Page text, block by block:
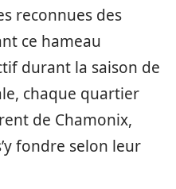
reconnues des
ce hameau
durant la saison de
chaque quartier
de Chamonix,
fondre selon leur